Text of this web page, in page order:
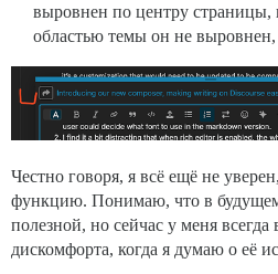
выровнен по центру страницы,
областью темы он не выровнен,
Честно говоря, я всё ещё не
функцию. Понимаю, что в будущем
полезной, но сейчас у меня всегда
дискомфорта, когда я думаю о её